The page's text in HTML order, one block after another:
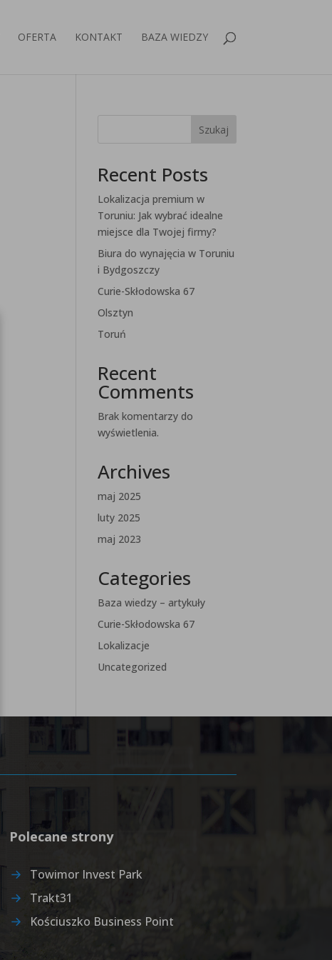
OFERTA KONTAKT BAZA WIEDZY
Szukaj
Recent Posts
Lokalizacja premium w
Toruniu: Jak wybrać idealne
miejsce dla Twojej firmy?
Biura do wynajęcia w Toruniu
i Bydgoszczy
Curie-Skłodowska 67
Olsztyn
Toruń
Recent
Comments
Brak komentarzy do
wyświetlenia.
Archives
maj 2025
luty 2025
maj 2023
Categories
Baza wiedzy – artykuły
Curie-Skłodowska 67
Lokalizacje
Uncategorized
Polecane strony
Towimor Invest Park
Trakt31
Kościuszko Business Point